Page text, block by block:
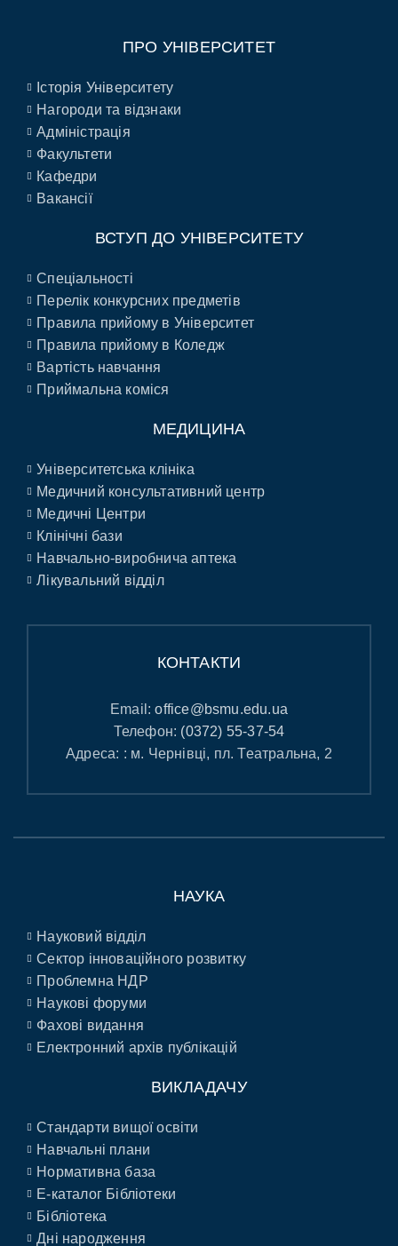
ПРО УНІВЕРСИТЕТ
Історія Університету
Нагороди та відзнаки
Адміністрація
Факультети
Кафедри
Вакансії
ВСТУП ДО УНІВЕРСИТЕТУ
Спеціальності
Перелік конкурсних предметів
Правила прийому в Університет
Правила прийому в Коледж
Вартість навчання
Приймальна коміся
МЕДИЦИНА
Університетська клініка
Медичний консультативний центр
Медичні Центри
Клінічні бази
Навчально-виробнича аптека
Лікувальний відділ
КОНТАКТИ
Email:office@bsmu.edu.ua
Телефон: (0372) 55-37-54
Адреса: : м. Чернівці, пл. Театральна, 2
НАУКА
Науковий відділ
Сектор інноваційного розвитку
Проблемна НДР
Наукові форуми
Фахові видання
Електронний архів публікацій
ВИКЛАДАЧУ
Стандарти вищої освіти
Навчальні плани
Нормативна база
E-каталог Бібліотеки
Бібліотека
Дні народження